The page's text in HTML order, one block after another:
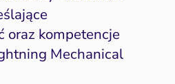
oraz kompetencje
Mechanical